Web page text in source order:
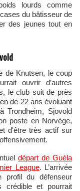
lourds comme
du bâtisseur de
des jeunes tout en
ouvrir d’autres
le club suit de près
de 22 ans évoluant
Trondheim, Sjovold
poste en Norvège,
d'être très actif sur
départ de Guéla
League. L’arrivée
profil du défenseur
crédible et pourrait